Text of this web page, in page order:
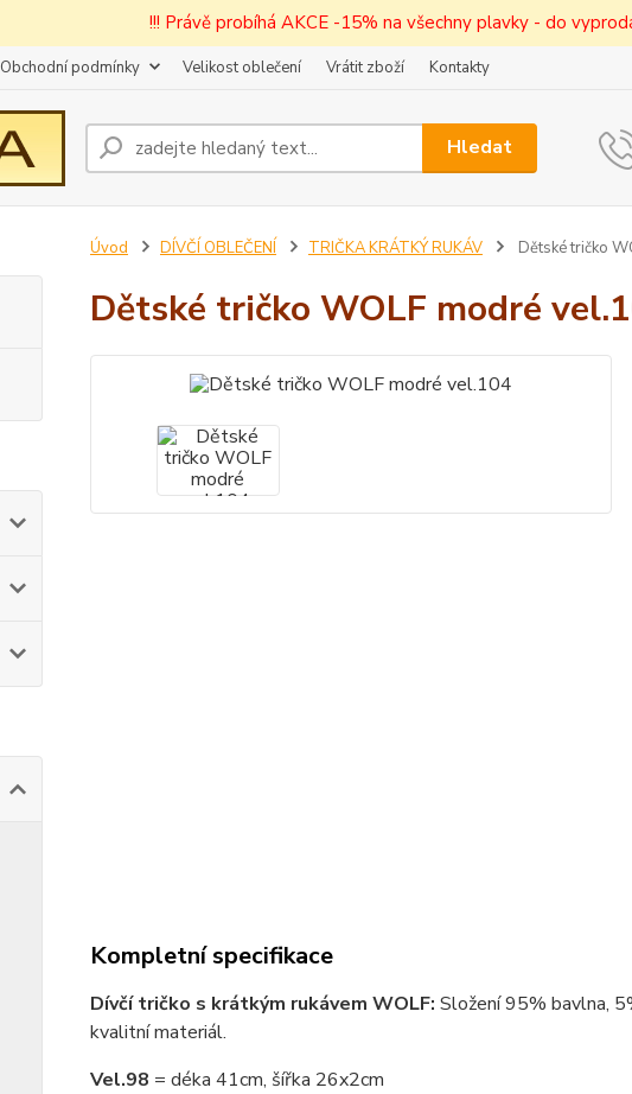
!!! Právě probíhá AKCE -15% na všechny plavky - do
Obchodní podmínky Velikost oblečení Vrátit zboží Kontakty
Hledat
Úvod DÍVČÍ OBLEČENÍ TRIČKA KRÁTKÝ RUKÁV Dětské tričko
Dětské tričko WOLF modré
Kompletní specifikace
Dívčí tričko s krátkým rukávem WOLF: Složení 95% bavlna,
kvalitní materiál.
Vel.98 = déka 41cm, šířka 26x2cm